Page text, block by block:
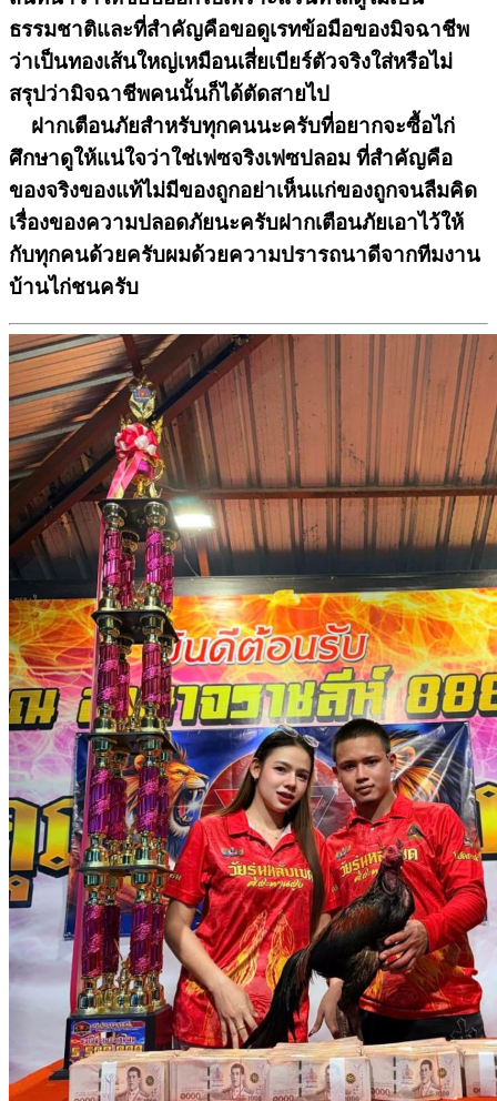
ธรรมชาติและที่สำคัญคือขอดูเรทข้อมือของมิจฉาชีพ
ว่าเป็นทองเส้นใหญ่เหมือนเสี่ยเบียร์ตัวจริงใส่หรือไม่
สรุปว่ามิจฉาชีพคนนั้นก็ได้ตัดสายไป
ฝากเตือนภัยสำหรับทุกคนนะครับที่อยากจะซื้อไก่
ศึกษาดูให้แน่ใจว่าใช่เฟซจริงเฟซปลอม ที่สำคัญคือ
ของจริงของแท้ไม่มีของถูกอย่าเห็นแก่ของถูกจนลืมคิด
เรื่องของความปลอดภัยนะครับฝากเตือนภัยเอาไว้ให้
กับทุกคนด้วยครับผมด้วยความปรารถนาดีจากทีมงาน
บ้านไก่ชนครับ